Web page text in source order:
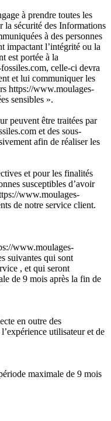
à prendre toutes les
la sécurité des Informations
à des personnes
impactant l’intégrité ou la
est portée à la
celle-ci devra
et lui communiquer les
https://www.moulages-
sensibles ».
peuvent être traitées par
et des sous-
afin de réaliser les
et pour les finalités
susceptibles d’avoir
www.moulages-
de notre service client.
www.moulages-
suivantes qui sont
, et qui seront
de 9 mois après la fin de
en outre des
utilisateur et de
maximale de 9 mois